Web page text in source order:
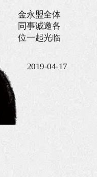
金永盟全体
同事诚邀各
位一起光临
2019-04-17